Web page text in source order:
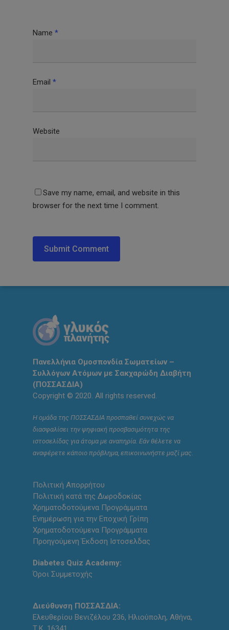
Name *
Email *
Website
Save my name, email, and website in this
browser for the next time I comment.
Πανελλήνια Ομοσπονδία Σωματείων –
Συλλόγων Ατόμων με Σακχαρώδη Διαβήτη
(ΠΟΣΣΑΣΔΙΑ)
Copyright © 2020. All rights reserved.
Η ομάδα της ΠΟΣΣΑΣΔΙΑ προσπαθεί συνεχώς να
διασφαλίσει την ψηφιακή προσβασιμότητα της
ιστοσελίδας για άτομα με αναπηρία. Εάν θέλετε να
αναφέρετε κάποιο πρόβλημα, επικοινωνήστε μαζί μας.
Πολιτική Απορρήτου
Πολιτική κατά της Δωροδοκίας
Χρηματοδοτούμενα Προγράμματα
Ενημέρωση για την Εποχική Γρίπη
Χρηματοδοτούμενα Προγράμματα
Προηγούμενη Έκδοση Ιστοσελδας
Diabetes Quiz Academy:
Όροι Συμμετοχής
Διεύθυνση ΠΟΣΣΑΣΔΙΑ:
Ελευθερίου Βενιζέλου 236, Ηλιούπολη, Αθήνα,